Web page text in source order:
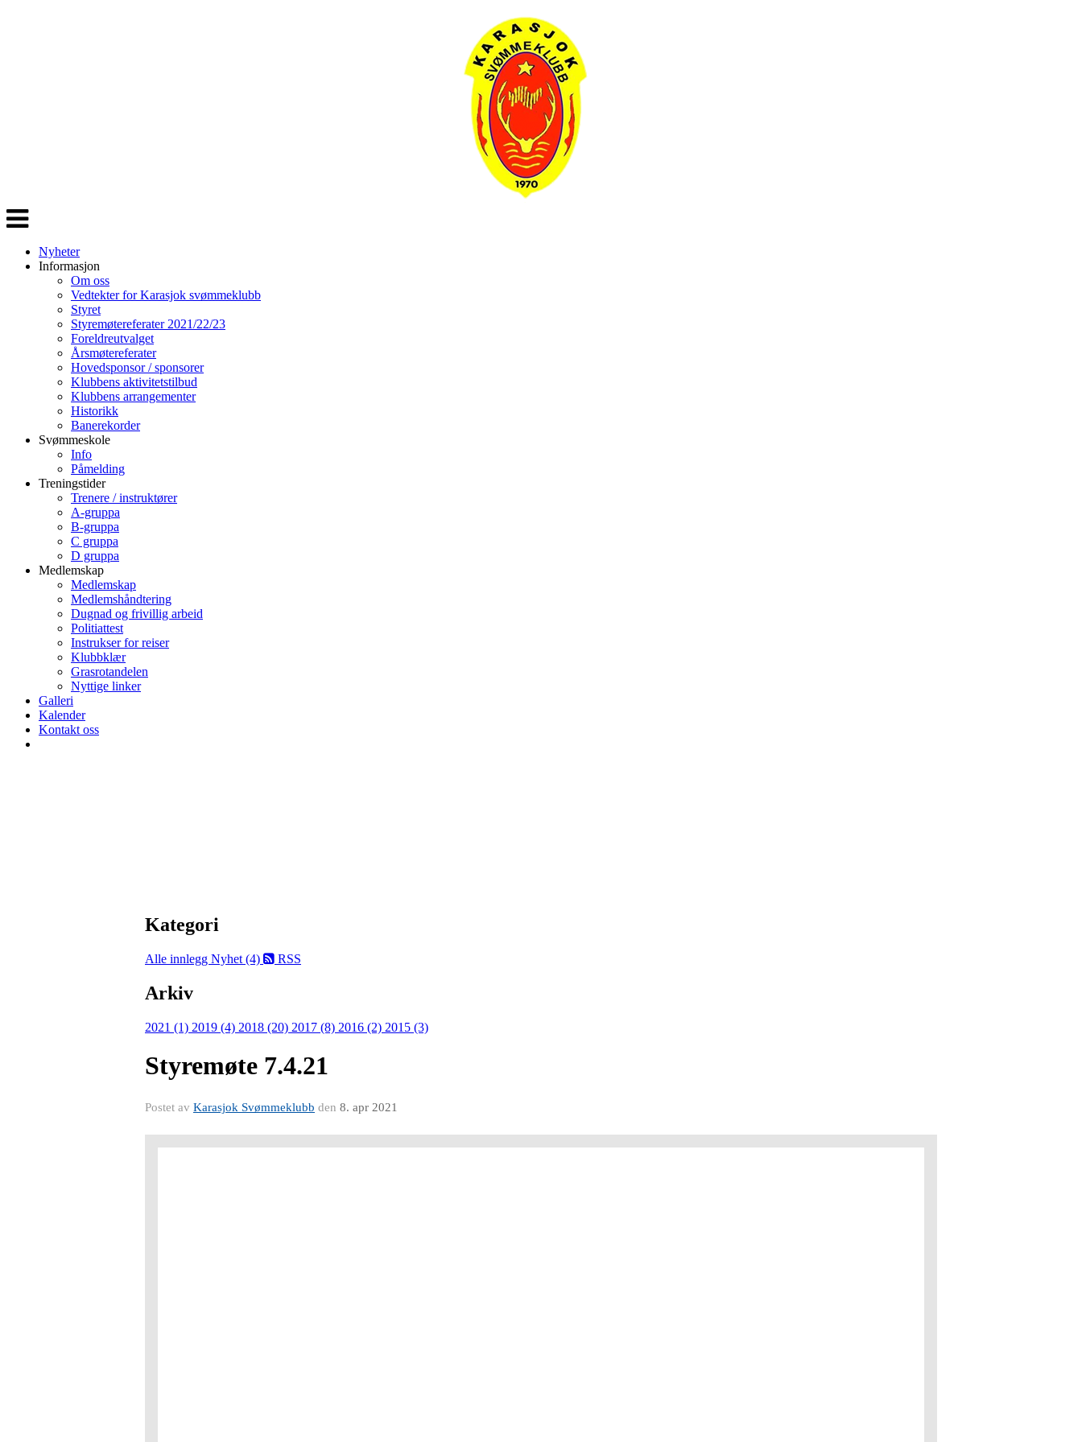
Veksle
navigasjon
Nyheter
Informasjon
Om oss
Vedtekter for Karasjok svømmeklubb
Styret
Styremøtereferater 2021/22/23
Foreldreutvalget
Årsmøtereferater
Hovedsponsor / sponsorer
Klubbens aktivitetstilbud
Klubbens arrangementer
Historikk
Banerekorder
Svømmeskole
Info
Påmelding
Treningstider
Trenere / instruktører
A-gruppa
B-gruppa
C gruppa
D gruppa
Medlemskap
Medlemskap
Medlemshåndtering
Dugnad og frivillig arbeid
Politiattest
Instrukser for reiser
Klubbklær
Grasrotandelen
Nyttige linker
Galleri
Kalender
Kontakt oss
Kategori
Alle innlegg Nyhet (4) RSS
Arkiv
2021 (1) 2019 (4) 2018 (20) 2017 (8) 2016 (2) 2015 (3)
Styremøte 7.4.21
Postet av Karasjok Svømmeklubb den 8. apr 2021